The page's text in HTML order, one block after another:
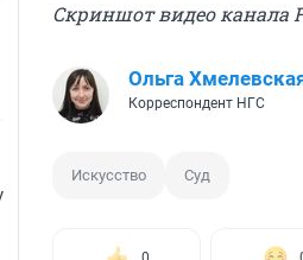
Скриншот видео канала
Ольга
Корреспондент НГС
Искусство Суд